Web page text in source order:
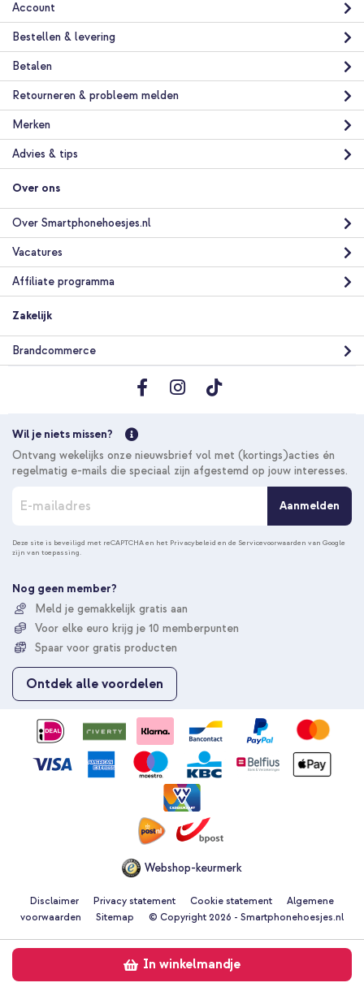
In winkelmandje
Account
Bestellen & levering
Betalen
Retourneren & probleem melden
Merken
Advies & tips
Over ons
Over Smartphonehoesjes.nl
Vacatures
Affiliate programma
Zakelijk
Brandcommerce
Wil je niets missen?
Ontvang wekelijks onze nieuwsbrief vol met (kortings)acties én
regelmatig e-mails die speciaal zijn afgestemd op jouw interesses.
n
n
e
u
o
p
z
Aanmelden
Deze site is beveiligd met reCAPTCHA en het Privacybeleid en de Servicevoorwaarden van Google
zijn van toepassing.
Nog geen member?
Meld je gemakkelijk gratis aan
Voor elke euro krijg je 10 memberpunten
Spaar voor gratis producten
Ontdek alle voordelen
Webshop-keurmerk
Disclaimer Privacy statement Cookie statement
Algemene
voorwaarden
Sitemap © Copyright 2026 - Smartphonehoesjes.nl